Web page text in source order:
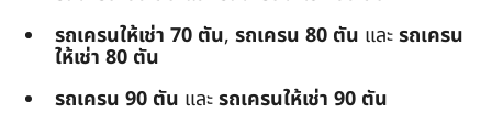
รถเครนให้เช่า 70 ตัน, รถเครน 80 ตัน และรถเครน
ให้เช่า 80 ตัน
รถเครน 90 ตัน และรถเครนให้เช่า 90 ตัน